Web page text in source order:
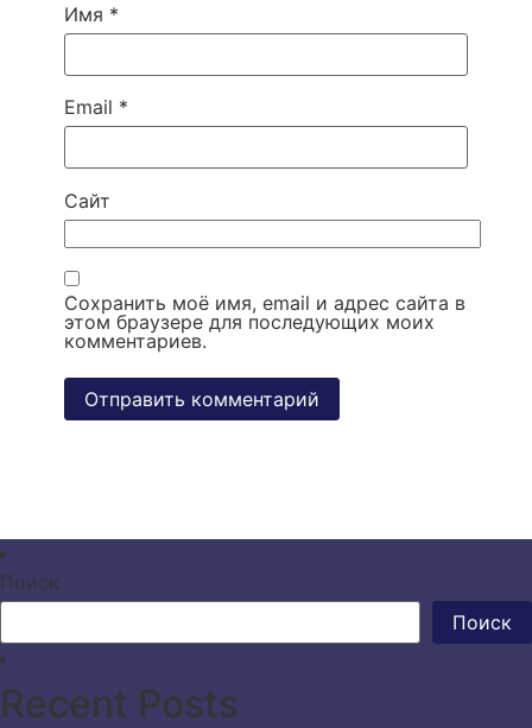
Имя *
Email *
Сайт
Сохранить моё имя, email и адрес сайта в
этом браузере для последующих моих
комментариев.
Поиск
Поиск
Recent Posts